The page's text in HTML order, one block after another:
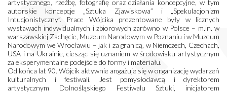
artystycznego, rzeźbę, fotografię oraz działania koncepcyjne, w tym
autorskie koncepcje „Sztuka Zjawiskowa” i „Spekulacjonizm
Intucjonistyczny”. Prace Wójcika prezentowane były w licznych
wystawach indywidualnych i zbiorowych zarówno w Polsce – m.in. w
warszawskiej Zachęcie, Muzeum Narodowym w Poznaniu i w Muzeum
Narodowym we Wrocławiu – jak i za granicą, w Niemczech, Czechach,
USA i na Ukrainie, ciesząc się uznaniem w środowisku artystycznym
za eksperymentalne podejście do formy i materiału.
Od końca lat 90. Wójcik aktywnie angażuje się w organizację wydarzeń
kulturalnych i festiwali. Jest pomysłodawcą i dyrektorem
artystycznym Dolnośląskiego Festiwalu Sztuki, inicjatorem